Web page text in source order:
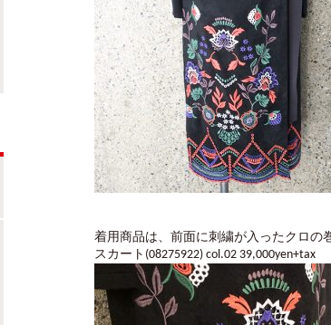
着用商品は、前面に刺繍が入ったクロの
スカート (08275922) col.02 39,000yen+tax